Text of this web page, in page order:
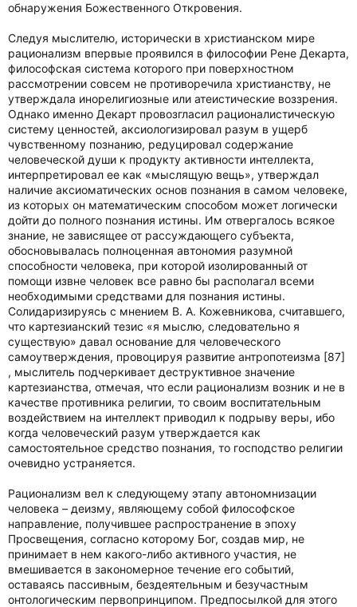
обнаружения Божественного Откровения.
Следуя мыслителю, исторически в христианском мире
рационализм впервые проявился в философии Рене Декарта,
философская система которого при поверхностном
рассмотрении совсем не противоречила христианству, не
утверждала инорелигиозные или атеистические воззрения.
Однако именно Декарт провозгласил рационалистическую
систему ценностей, аксиологизировал разум в ущерб
чувственному познанию, редуцировал содержание
человеческой души к продукту активности интеллекта,
интерпретировал ее как «мыслящую вещь», утверждал
наличие аксиоматических основ познания в самом человеке,
из которых он математическим способом может логически
дойти до полного познания истины. Им отвергалось всякое
знание, не зависящее от рассуждающего субъекта,
обосновывалась полноценная автономия разумной
способности человека, при которой изолированный от
помощи извне человек все равно бы располагал всеми
необходимыми средствами для познания истины.
Солидаризируясь с мнением В. А. Кожевникова, считавшего,
что картезианский тезис «я мыслю, следовательно я
существую» давал основание для человеческого
самоутверждения, провоцируя развитие антропотеизма [87]
, мыслитель подчеркивает деструктивное значение
картезианства, отмечая, что если рационализм возник и не в
качестве противника религии, то своим воспитательным
воздействием на интеллект приводил к подрыву веры, ибо
когда человеческий разум утверждается как
самостоятельное средство познания, то господство религии
очевидно устраняется.
Рационализм вел к следующему этапу автономнизации
человека – деизму, являющему собой философское
направление, получившее распространение в эпоху
Просвещения, согласно которому Бог, создав мир, не
принимает в нем какого-либо активного участия, не
вмешивается в закономерное течение его событий,
оставаясь пассивным, бездеятельным и безучастным
онтологическим первопринципом. Предпосылкой для этого